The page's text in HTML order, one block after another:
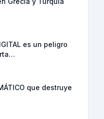
es un peligro
que destruye